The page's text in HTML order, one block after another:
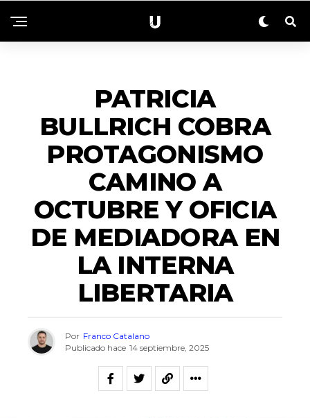
PATRICIA
BULLRICH COBRA
PROTAGONISMO
CAMINO A
OCTUBRE Y OFICIA
DE MEDIADORA EN
LA INTERNA
LIBERTARIA
Por Franco Catalano
Publicado hace 14 septiembre, 2025